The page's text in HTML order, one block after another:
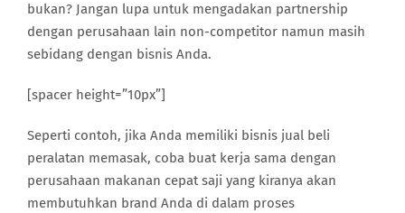
bukan? Jangan lupa untuk mengadakan partnership
dengan perusahaan lain non-competitor namun masih
sebidang dengan bisnis Anda.
[spacer height=”10px”]
Seperti contoh, jika Anda memiliki bisnis jual beli
peralatan memasak, coba buat kerja sama dengan
perusahaan makanan cepat saji yang kiranya akan
membutuhkan brand Anda di dalam proses